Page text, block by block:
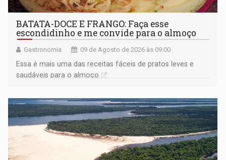
BATATA-DOCE E FRANGO: Faça esse
escondidinho e me convide para o almoço
Gastronomia 09 de Agosto de 2026 às 09:00
Essa é mais uma das receitas fáceis de pratos leves e
saudáveis para o almoço